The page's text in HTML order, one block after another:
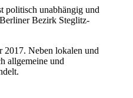
politisch unabhängig und
Bezirk Steglitz-
2017. Neben lokalen und
allgemeine und